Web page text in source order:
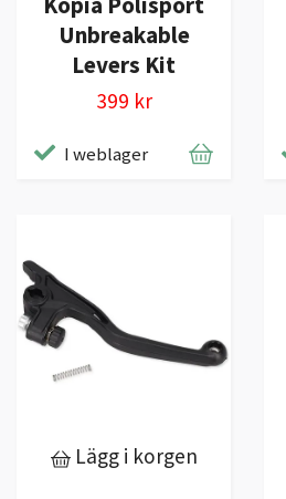
Unbreakable
Levers Kit
399 kr
I weblager
Lägg i korgen